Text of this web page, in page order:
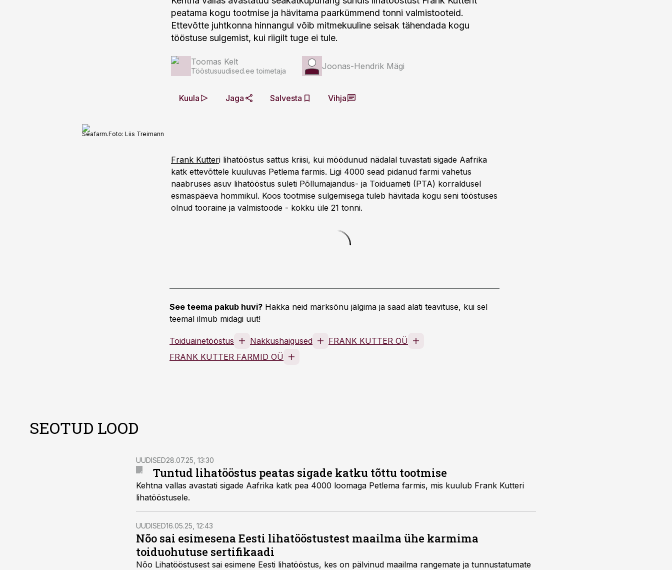
peatama kogu tootmise ja hävitama paarkümmend tonni valmistooteid.
Ettevõtte juhtkonna hinnangul võib mitmekuuline seisak tähendada kogu
tööstuse sulgemist, kui riigilt tuge ei tule.
Toomas Kelt
Tööstusuudised.ee toimetaja Joonas-Hendrik Mägi
Kuula Jaga Salvesta Vihja
Seafarm.Foto: Liis Treimann
Frank Kutteri lihatööstus sattus kriisi, kui möödunud nädalal tuvastati sigade Aafrika
katk ettevõttele kuuluvas Petlema farmis. Ligi 4000 sead pidanud farmi vahetus
naabruses asuv lihatööstus suleti Põllumajandus- ja Toiduameti (PTA) korraldusel
esmaspäeva hommikul. Koos tootmise sulgemisega tuleb hävitada kogu seni tööstuses
olnud tooraine ja valmistoode - kokku üle 21 tonni.
See teema pakub huvi? Hakka neid märksõnu jälgima ja saad alati teavituse, kui sel
teemal ilmub midagi uut!
Toiduainetööstus Nakkushaigused
FRANK KUTTER OÜ
FRANK KUTTER FARMID OÜ
SEOTUD LOOD
UUDISED28.07.25, 13:30
Tuntud lihatööstus peatas sigade katku tõttu tootmise
Kehtna vallas avastati sigade Aafrika katk pea 4000 loomaga Petlema farmis, mis kuulub Frank Kutteri
lihatööstusele.
UUDISED16.05.25, 12:43
Nõo sai esimesena Eesti lihatööstustest maailma ühe karmima
toiduohutuse sertifikaadi
Nõo Lihatööstusest sai esimene Eesti lihatööstus, kes on pälvinud maailma rangemate ja tunnustatumate